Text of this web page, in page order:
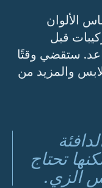
الألوان
قبل
ستقضي وقتًا
والمزيد من
تحتاج
الزي.